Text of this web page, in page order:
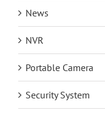
News
NVR
Portable Camera
Security System